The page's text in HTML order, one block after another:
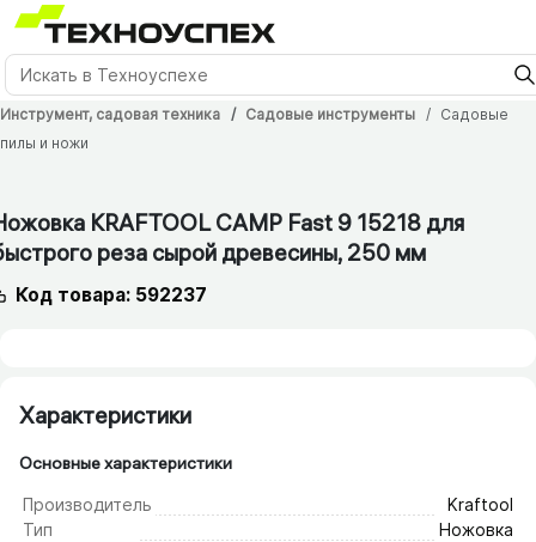
Инструмент, садовая техника Садовые инструменты
Садовые
пилы и ножи
KRAFTOOL CAMP Fast 9 15218 для
реза сырой древесины, 250 мм
Код товара: 592237
Характеристики
Основные характеристики
Производитель
Kraftool
Тип
Ножовка